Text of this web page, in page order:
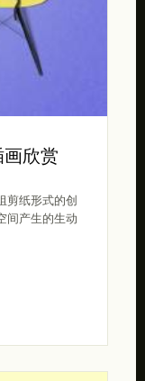
欣赏
剪纸形式的创
间产生的生动